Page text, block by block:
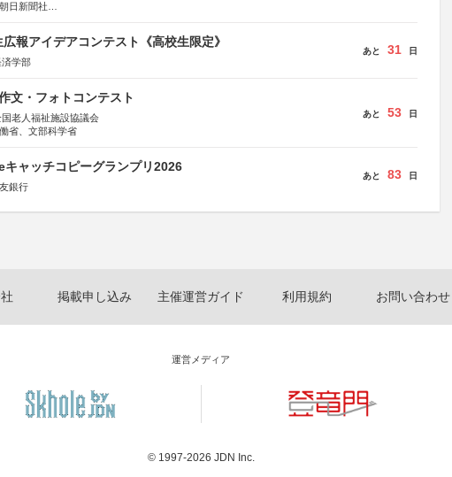
日新聞社
報アイデアコンテスト《高校生限定》
学部
あと 31 日
文・フォトコンテスト
老人福祉施設協議会
省、文部科学省
あと 53 日
キャッチコピーグランプリ2026
銀行
あと 83 日
掲載申し込み 主催運営ガイド 利用規約 お問い合わせ
運営メディア
© 1997-2026 JDN Inc.